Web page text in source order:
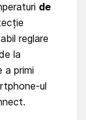
de
reglare
la
a primi
ul